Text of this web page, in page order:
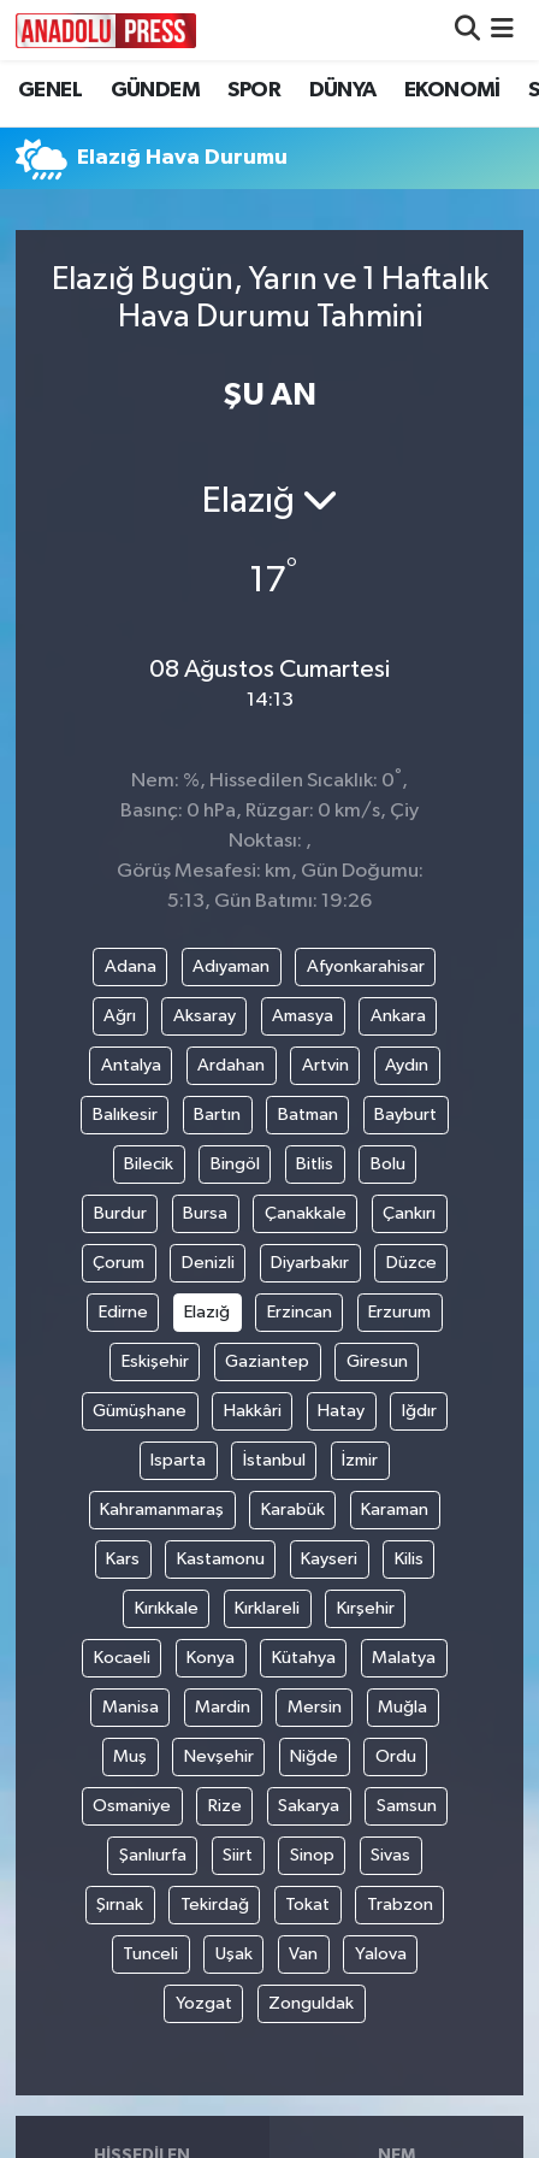
GENEL GÜNDEM SPOR DÜNYA EKONOMİ
Elazığ Hava Durumu
Elazığ Bugün, Yarın ve 1 Haftalık
Hava Durumu Tahmini
ŞU AN
Elazığ
17°
08 Ağustos Cumartesi
14:13
Nem: %, Hissedilen Sıcaklık: 0° ,
Basınç: 0 hPa, Rüzgar: 0 km/s, Çiy
Noktası: ,
Görüş Mesafesi: km, Gün Doğumu:
5:13, Gün Batımı: 19:26
Adana Adıyaman Afyonkarahisar
Ağrı Aksaray Amasya Ankara
Antalya Ardahan Artvin Aydın
Balıkesir Bartın Batman Bayburt
Bilecik Bingöl Bitlis Bolu
Burdur Bursa Çanakkale Çankırı
Çorum Denizli Diyarbakır Düzce
Edirne Elazığ Erzincan Erzurum
Eskişehir Gaziantep Giresun
Gümüşhane Hakkâri Hatay Iğdır
Isparta İstanbul İzmir
Kahramanmaraş Karabük Karaman
Kars Kastamonu Kayseri Kilis
Kırıkkale Kırklareli Kırşehir
Kocaeli Konya Kütahya Malatya
Manisa Mardin Mersin Muğla
Muş Nevşehir Niğde Ordu
Osmaniye Rize Sakarya Samsun
Şanlıurfa Siirt Sinop Sivas
Şırnak Tekirdağ Tokat Trabzon
Tunceli Uşak Van Yalova
Yozgat Zonguldak
Nöbetçi Eczaneler
Hava Durumu
Trafik Durumu